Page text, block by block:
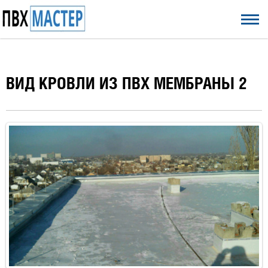
ВИД КРОВЛИ ИЗ ПВХ МЕМБРАНЫ 2